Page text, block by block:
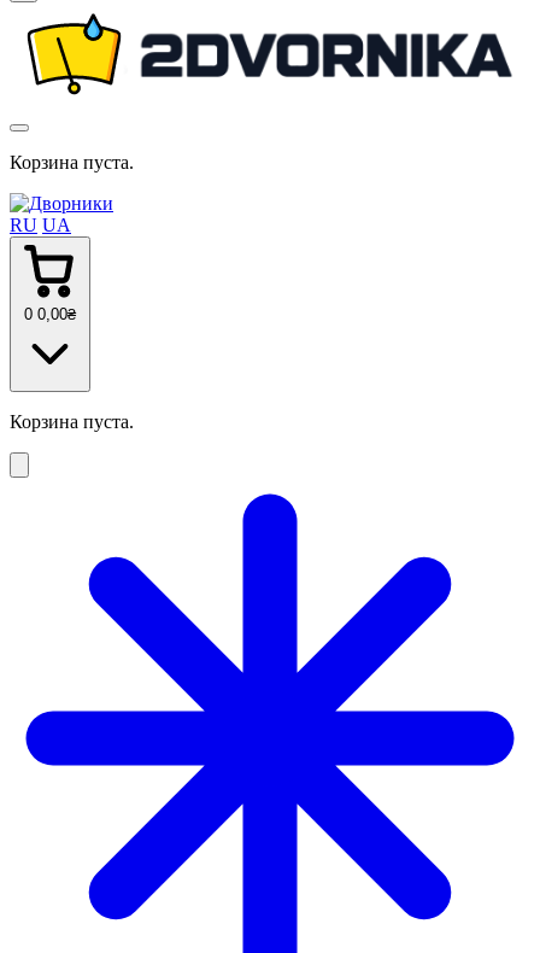
Корзина пуста.
RU UA
0 0 ,00₴
Корзина пуста.